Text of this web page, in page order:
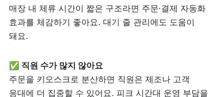
매장 내 체류 시간이 짧은 구조라면 주문·결제 자동화
효과를 체감하기 좋아요. 대기 줄 관리에도 도움이
돼요.
✅ 직원 수가 많지 않아요
주문을 키오스크로 분산하면 직원은 제조나 고객
응대에 더 집중할 수 있어요. 피크 시간대 운영 부담을